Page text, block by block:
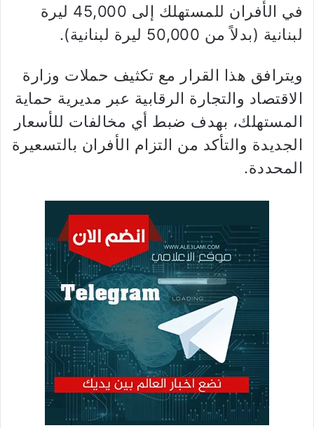
في الأفران للمستهلك إلى 45,000 ليرة
لبنانية (بدلاً من 50,000 ليرة لبنانية).
ويترافق هذا القرار مع تكثيف حملات وزارة
الاقتصاد والتجارة الرقابية عبر مديرية حماية
المستهلك، بهدف ضبط أي مخالفات للأسعار
الجديدة والتأكد من التزام الأفران بالتسعيرة
المحددة.